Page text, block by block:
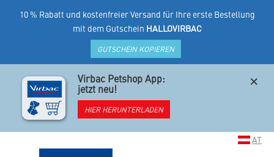
10 % Rabatt und kostenfreier Versand für Ihre erste Bestellung
mit dem Gutschein HALLOVIRBAC
GUTSCHEIN KOPIEREN
Virbac Petshop App:
jetzt neu!
HIER HERUNTERLADEN
×
AT